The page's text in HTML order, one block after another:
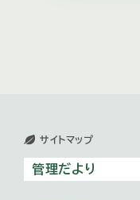
サイトマップ
管理だより